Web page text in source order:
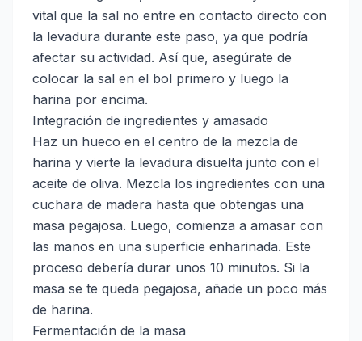
vital que la sal no entre en contacto directo con
la levadura durante este paso, ya que podría
afectar su actividad. Así que, asegúrate de
colocar la sal en el bol primero y luego la
harina por encima.
Integración de ingredientes y amasado
Haz un hueco en el centro de la mezcla de
harina y vierte la levadura disuelta junto con el
aceite de oliva. Mezcla los ingredientes con una
cuchara de madera hasta que obtengas una
masa pegajosa. Luego, comienza a amasar con
las manos en una superficie enharinada. Este
proceso debería durar unos 10 minutos. Si la
masa se te queda pegajosa, añade un poco más
de harina.
Fermentación de la masa